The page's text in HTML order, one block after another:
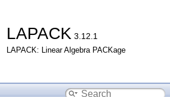
LAPACK 3.12.1
LAPACK: Linear Algebra PACKage